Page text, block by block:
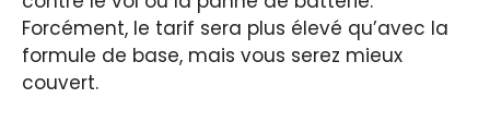
Forcément, le tarif sera plus élevé qu’avec la
formule de base, mais vous serez mieux
couvert.